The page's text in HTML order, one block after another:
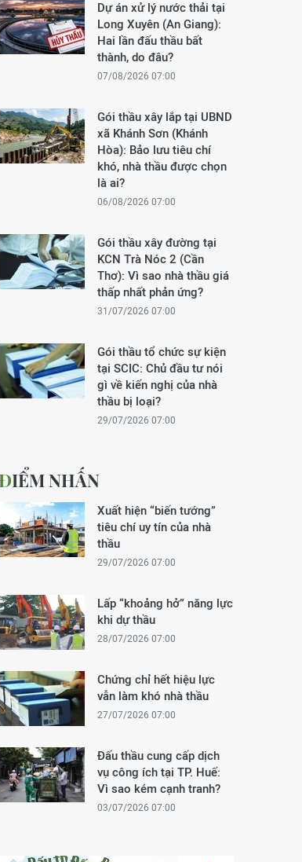
Dự án xử lý nước thải tại
Long Xuyên (An Giang):
Hai lần đấu thầu bất
thành, do đâu?
07/08/2026 07:00
Gói thầu xây lắp tại UBND
xã Khánh Sơn (Khánh
Hòa): Bảo lưu tiêu chí
khó, nhà thầu được chọn
là ai?
06/08/2026 07:00
Gói thầu xây đường tại
KCN Trà Nóc 2 (Cần
Thơ): Vì sao nhà thầu giá
thấp nhất phản ứng?
31/07/2026 07:00
Gói thầu tổ chức sự kiện
tại SCIC: Chủ đầu tư nói
gì về kiến nghị của nhà
thầu bị loại?
29/07/2026 07:00
ĐIỂM NHẤN
Xuất hiện “biến tướng”
tiêu chí uy tín của nhà
thầu
29/07/2026 07:00
Lấp “khoảng hở” năng lực
khi dự thầu
28/07/2026 07:00
Chứng chỉ hết hiệu lực
vẫn làm khó nhà thầu
27/07/2026 07:00
Đấu thầu cung cấp dịch
vụ công ích tại TP. Huế:
Vì sao kém cạnh tranh?
03/07/2026 07:00